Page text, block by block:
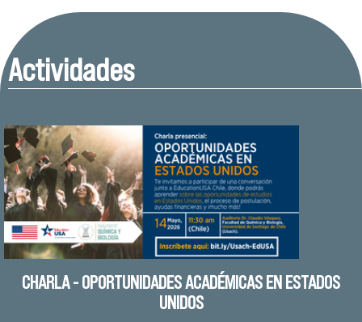
Actividades
CHARLA - OPORTUNIDADES ACADÉMICAS EN ESTADOS
UNIDOS